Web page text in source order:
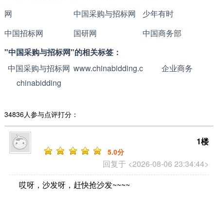
网
中国采购与招标网
少年有时
中国招标网
国研网
中国商务部
"中国采购与招标网"的相关标签：
中国采购与招标网 www.chinabidding.com.cn企业商务
chinabidding
34836人参与点评打分：
回复于 <2026-08-06 23:34:44>
1楼
5.0分
哎呀，沙发呀，赶快抢沙发~~~~